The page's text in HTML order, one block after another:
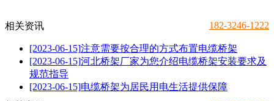
182-3246-1222
相关资讯
[2023-06-15]注意需要按合理的方式布置电缆桥架
[2023-06-15]河北桥架厂家为您介绍电缆桥架安装要求及
规范指导
[2023-06-15]电缆桥架为居民用电生活提供保障